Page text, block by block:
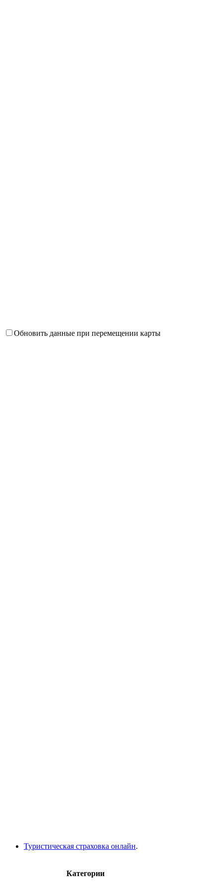
Обновить данные при перемещении карты
Туристическая страховка онлайн.
Категории